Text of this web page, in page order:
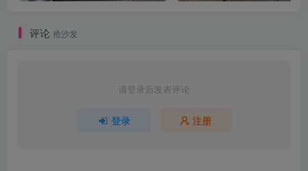
评论 抢沙发
请登录后发表评论
登录 注册